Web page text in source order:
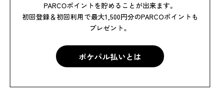
PARCOポイントを貯めることが出来ます。
初回登録＆初回利用で最大1,500円分のPARCOポイントも
プレゼント。
ポケパル払いとは
ポケパル払いとは